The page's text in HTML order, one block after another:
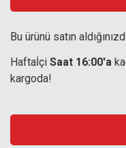
Bu ürünü satın
Haftaİçi Saat 16:00'a
kargoda!